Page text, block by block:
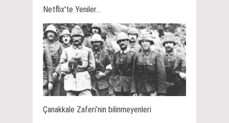
Netflix'te Yeniler...
Çanakkale Zaferi’nin bilinmeyenleri